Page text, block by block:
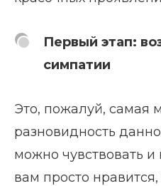
Первый этап:
симпатии
Это, пожалуй, самая
разновидность
можно чувствовать и
вам просто